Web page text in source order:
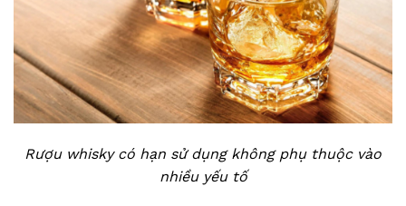
Rượu whisky có hạn sử dụng không phụ thuộc vào
nhiều yếu tố